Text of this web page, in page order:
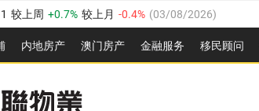
较上周 0.7% 较上月 -0.4% (03/08/2026)
上周 0% 较上月 0.4% ( 03/08/2026
上周 -0.3% 较上月 -0.8% (03/08/2026)
上周 -0.1% 较上月
内地房产 澳⻔房产 金融服务 移民顾问